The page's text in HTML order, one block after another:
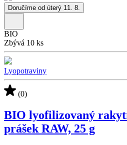
Doručíme od úterý 11. 8.
BIO
Zbývá 10 ks
Lyopotraviny
(0)
BIO lyofilizovaný
prášek RAW, 25 g